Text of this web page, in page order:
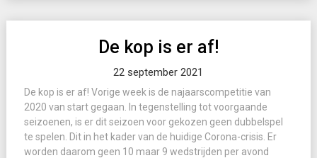
De kop is er af!
22 september 2021
De kop is er af! Vorige week is de najaarscompetitie van
2020 van start gegaan. In tegenstelling tot voorgaande
seizoenen, is er dit seizoen voor gekozen geen dubbelspel
te spelen. Dit in het kader van de huidige Corona-crisis. Er
worden daarom geen 10 maar 9 wedstrijden per avond